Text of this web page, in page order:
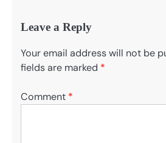
Leave a Reply
Your email address will not be
fields are marked *
Comment *